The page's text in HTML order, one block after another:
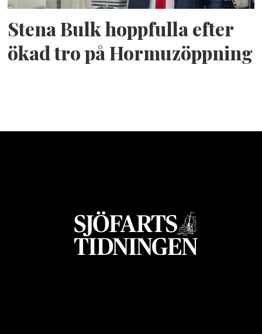
Stena Bulk hoppfulla efter
ökad tro på Hormuzöppning